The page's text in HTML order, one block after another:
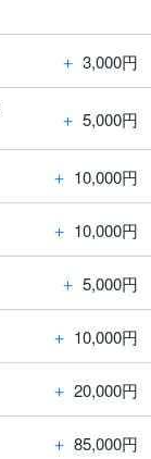
＋ 3,000円
＋ 5,000円
＋ 10,000円
＋ 10,000円
＋ 5,000円
＋ 10,000円
＋ 20,000円
＋ 85,000円